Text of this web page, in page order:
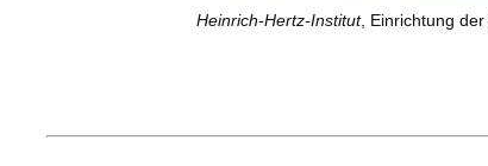
Heinrich-Hertz-Institut, Einrichtung der